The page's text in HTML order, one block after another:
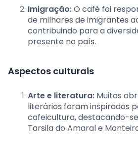
Imigração:O café foi
de milhares de imigrantes
contribuindo para a
presente no país.
Aspectos culturais
Arte e literatura: Muitas
literários foram inspirados
cafeicultura, destacando-
Tarsila do Amaral e